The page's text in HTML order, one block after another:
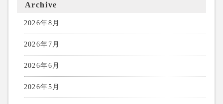
Archive
2026年8月
2026年7月
2026年6月
2026年5月